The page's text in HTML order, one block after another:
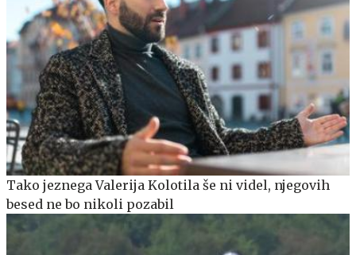
Tako jeznega Valerija Kolotila še ni videl, njegovih
besed ne bo nikoli pozabil